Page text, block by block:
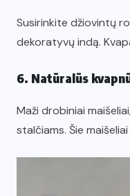
Susirinkite džiovintų
dekoratyvų indą.
6. Natūralūs
Maži drobiniai
stalčiams. Šie